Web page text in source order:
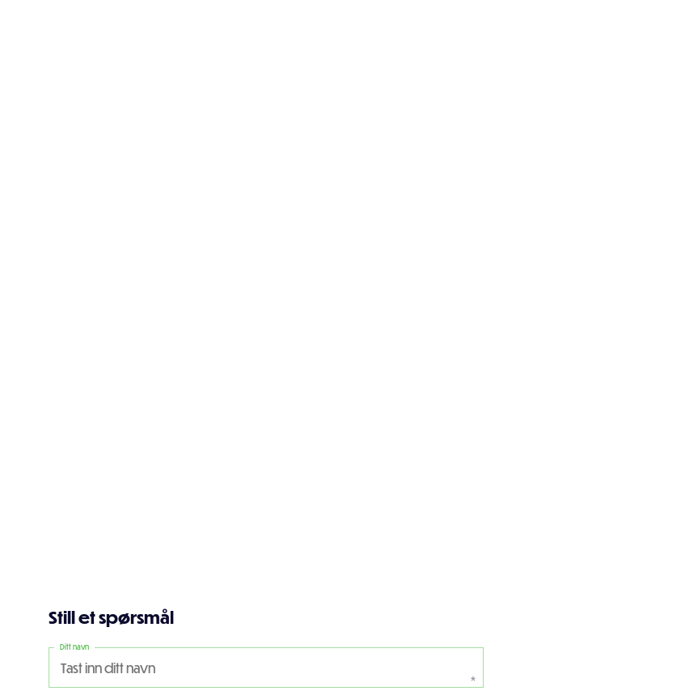
Still et spørsmål
Ditt navn
*